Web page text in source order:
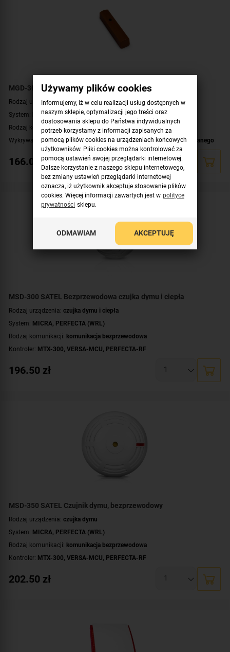
MGD-300 BR SATEL Bezprzewodowa czujka zbicia szyby
Rodzaj urządzenia:czujnik zbicia szyby
System:
MICRA,PERFECTA (WRL)
Rodzaj komunikacji:
komunikacja bezprzewodowa
Wykrywa dźwięk tłuczonego szkła:hartowanego,zwykłego,laminowanego
MTX-300,VERSA-MCU,PERFECTA-RF
Zasilanie:
bateryjne
Kolor obudowy:brązowy
166.00zł
MSD-300 SATEL Bezprzewodowa czujka dymu i ciepła
Rodzaj urządzenia: czujka dymu i ciepła
System: MICRA PERFECTA (WRL)
Rodzaj komunikacji: komunikacja bezprzewodowa
Kontroler: MTX-300 VERSA-MCU PERFECTA-RF
Dodatkowe informacje:
wbudowany sygnalizator akustyczny
196.50 zł
MSD-350 SATEL Czujnik dymu, bezprzewodowy
Rodzaj urządzenia: czujka dymu
System: MICRA PERFECTA (WRL)
Rodzaj komunikacji: komunikacja bezprzewodowa
Kontroler: MTX-300 VERSA-MCU PERFECTA-RF
Zasilanie:bateryjne
202.50 zł
Używamy plików cookies
Informujemy, iż w celu realizacji usług dostępnych w
naszym sklepie, optymalizacji jego treści oraz
dostosowania sklepu do Państwa indywidualnych
potrzeb korzystamy z informacji zapisanych za
pomocą plików cookies na urządzeniach końcowych
użytkowników. Pliki cookies można kontrolować za
pomocą ustawień swojej przeglądarki internetowej.
Dalsze korzystanie z naszego sklepu internetowego,
bez zmiany ustawień przeglądarki internetowej
oznacza, iż użytkownik akceptuje stosowanie plików
cookies. Więcej informacji zawartych jest w polityce
prywatności sklepu.
ODMAWIAM AKCEPTUJĘ